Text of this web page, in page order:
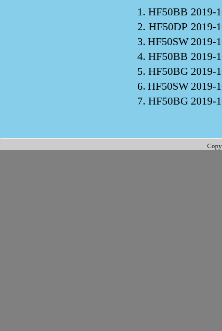
1. HF50BB 2019-
2. HF50DP 2019-
3. HF50SW 2019-
4. HF50BB 2019-
5. HF50BG 2019-
6. HF50SW 2019-
7. HF50BG 2019-